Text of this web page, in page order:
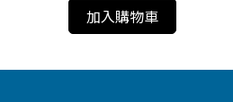
加入購物車